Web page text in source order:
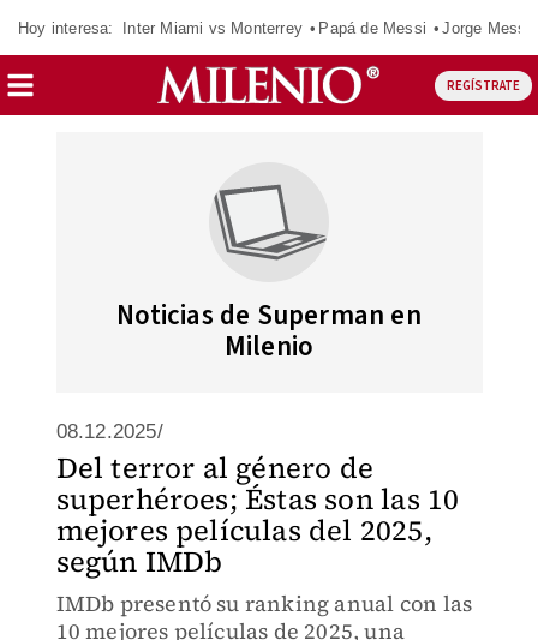
Hoy interesa: Inter Miami vs Monterrey Papá de Messi Jorge Messi
REGÍSTRATE
Noticias de Superman en
Milenio
08.12.2025/
Del terror al género de
superhéroes; Éstas son las 10
mejores películas del 2025,
según IMDb
IMDb presentó su ranking anual con las
10 mejores películas de 2025, una